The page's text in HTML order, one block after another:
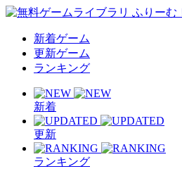
新着ゲーム
更新ゲーム
ランキング
新着
更新
ランキング